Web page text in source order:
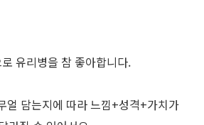
유리병을 참 좋아합니다.
얼 담는지에 따라 느낌+성격+가치가